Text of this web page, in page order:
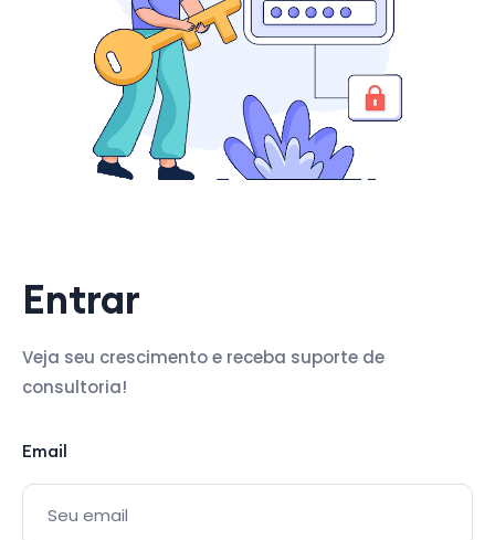
Entrar
Veja seu crescimento e receba suporte de
consultoria!
Email